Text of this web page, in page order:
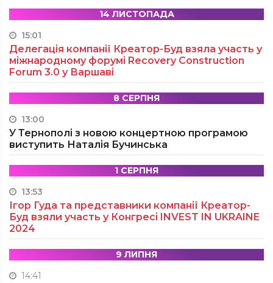
14 ЛИСТОПАДА
15:01
Делегація компанії Креатор-Буд взяла участь у
міжнародному форумі Recovery Construction
Forum 3.0 у Варшаві
8 СЕРПНЯ
13:00
У Тернополі з новою концертною програмою
виступить Наталія Бучинська
1 СЕРПНЯ
13:53
Ігор Гуда та представники компанії Креатор-
Буд взяли участь у Конгресі INVEST IN UKRAINE
2024
9 ЛИПНЯ
14:41